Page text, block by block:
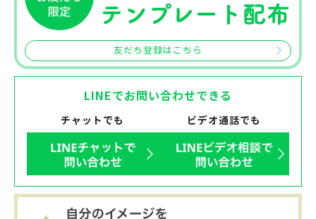
友だち登録はこちら
LINEでお問い合わせできる
チャットでも ビデオ通話でも